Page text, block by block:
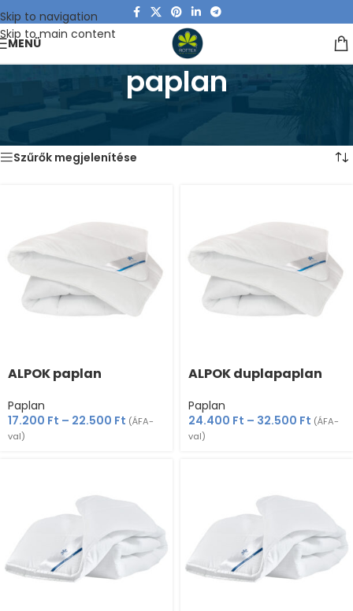
Skip to navigation
Skip to main content
MENÜ
paplan
Kezdőlap
“paplan” címkével rendelkező termékek
Szűrők megjelenítése
ALPOK paplan
Paplan
17.200 Ft – 22.500 Ft (ÁFA-
val)
ALPOK duplapaplan
Paplan
24.400 Ft – 32.500 Ft (ÁFA-
val)